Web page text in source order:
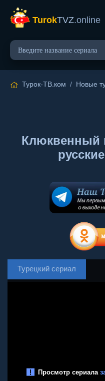
TurokTVZ.online
Турок-ТВ.ком / Новые
Клюквенный
Турецкий сериал